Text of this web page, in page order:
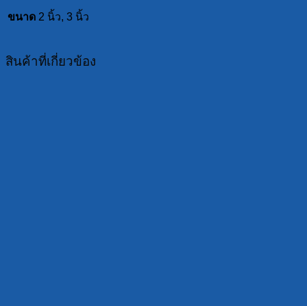
ขนาด 2 นิ้ว, 3 นิ้ว
สินค้าที่เกี่ยวข้อง